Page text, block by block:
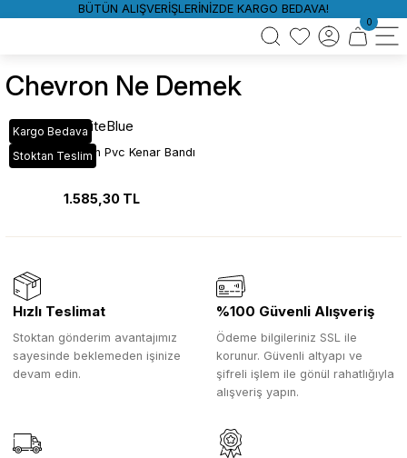
BÜTÜN ALIŞVERİŞLERİNİZDE KARGO BEDAVA!
0
Chevron Ne Demek
Kargo Bedava
Stoktan Teslim
WhiteBlue
VT_555 Chevron Pvc Kenar Bandı
1.585,30 TL
Hızlı Teslimat
Stoktan gönderim avantajımız
sayesinde beklemeden işinize
devam edin.
%100 Güvenli Alışveriş
Ödeme bilgileriniz SSL ile
korunur. Güvenli altyapı ve
şifreli işlem ile gönül rahatlığıyla
alışveriş yapın.